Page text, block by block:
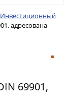
Инвестиционный
адресована
69901,